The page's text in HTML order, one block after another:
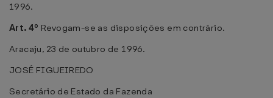
1996.
Art. 4º Revogam-se as disposições em contrário.
Aracaju, 23 de outubro de 1996.
JOSÉ FIGUEIREDO
Secretário de Estado da Fazenda